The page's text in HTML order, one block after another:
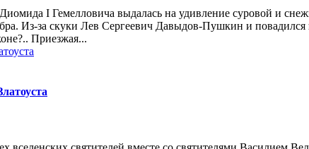
I Гемелловича выдалась на удивление суровой и
Из-за скуки Лев Сергеевич Давыдов-Пушкин и повадился
Приезжая...